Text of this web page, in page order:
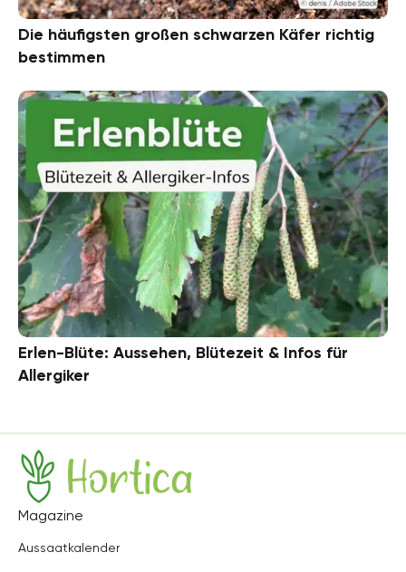
Die häufigsten großen schwarzen Käfer richtig
bestimmen
Erlen-Blüte: Aussehen, Blütezeit & Infos für
Allergiker
Hortica
Magazine
Aussaatkalender